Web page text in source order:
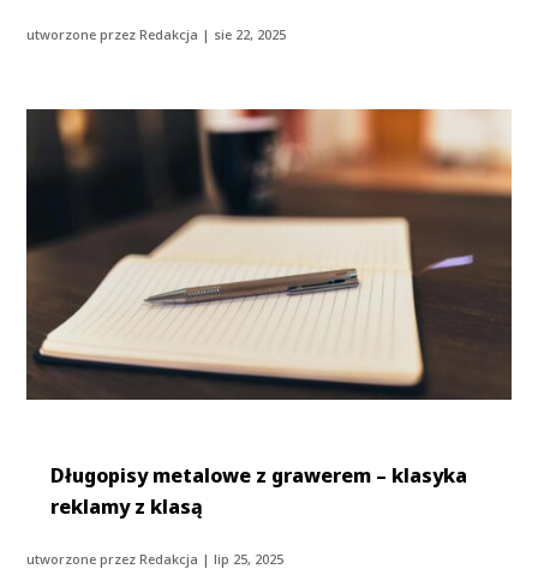
utworzone przezRedakcja | sie 22, 2025
Długopisy metalowe z grawerem – klasyka
reklamy z klasą
utworzone przezRedakcja |lip 25, 2025